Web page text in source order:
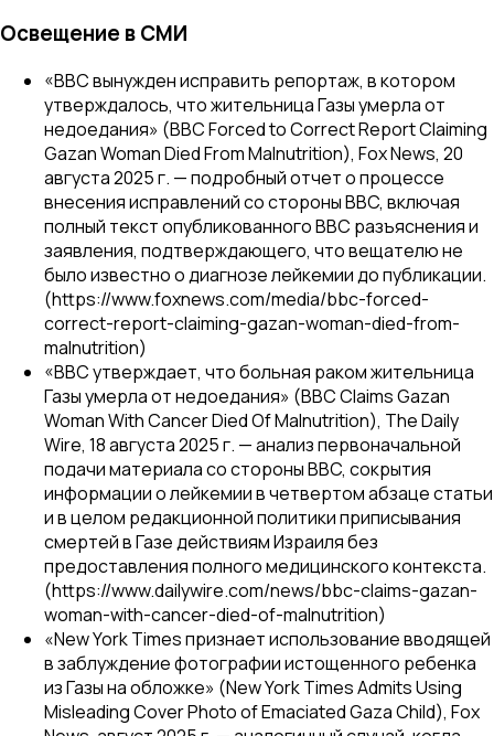
Освещение в СМИ
«BBC вынужден исправить репортаж, в котором
утверждалось, что жительница Газы умерла от
недоедания» (BBC Forced to Correct Report Claiming
Gazan Woman Died From Malnutrition), Fox News, 20
августа 2025 г. — подробный отчет о процессе
внесения исправлений со стороны BBC, включая
полный текст опубликованного BBC разъяснения и
заявления, подтверждающего, что вещателю не
было известно о диагнозе лейкемии до публикации.
(https://www.foxnews.com/media/bbc-forced-
correct-report-claiming-gazan-woman-died-from-
malnutrition)
«BBC утверждает, что больная раком жительница
Газы умерла от недоедания» (BBC Claims Gazan
Woman With Cancer Died Of Malnutrition), The Daily
Wire, 18 августа 2025 г. — анализ первоначальной
подачи материала со стороны BBC, сокрытия
информации о лейкемии в четвертом абзаце статьи
и в целом редакционной политики приписывания
смертей в Газе действиям Израиля без
предоставления полного медицинского контекста.
(https://www.dailywire.com/news/bbc-claims-gazan-
woman-with-cancer-died-of-malnutrition)
«New York Times признает использование вводящей
в заблуждение фотографии истощенного ребенка
из Газы на обложке» (New York Times Admits Using
Misleading Cover Photo of Emaciated Gaza Child), Fox